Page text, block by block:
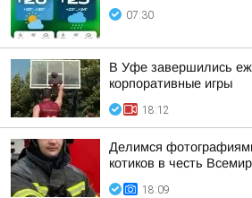
07:30
В Уфе завершились
корпоративные игры
18:12
Делимся
котиков в честь
18:09